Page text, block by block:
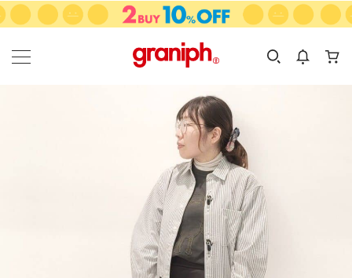
カテゴリーから探す
KIDS
カテゴリ
サイズ